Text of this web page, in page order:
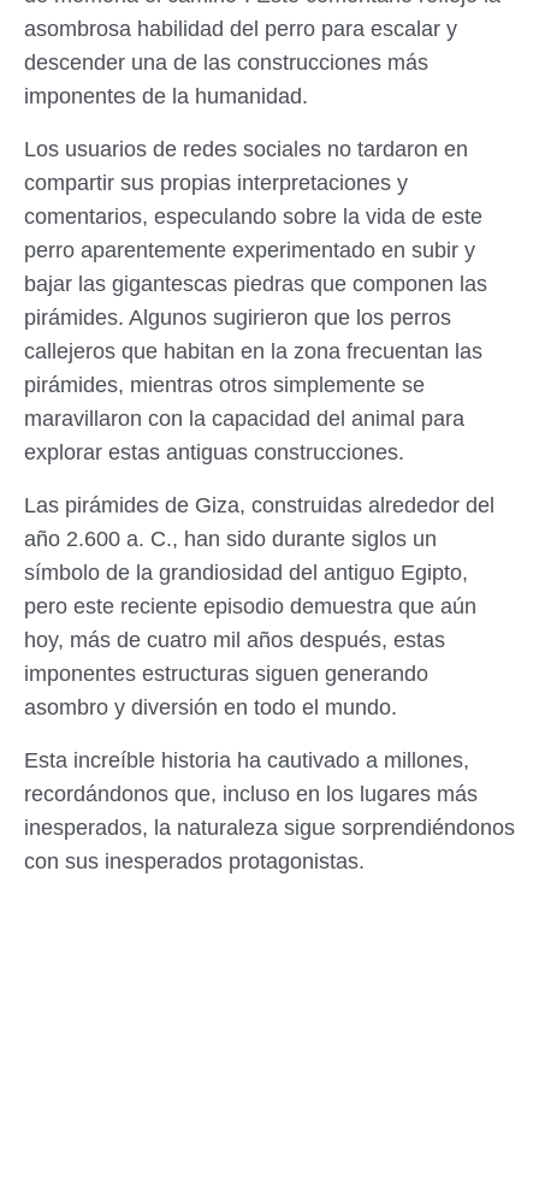
asombrosa habilidad del perro para escalar y
descender una de las construcciones más
imponentes de la humanidad.
Los usuarios de redes sociales no tardaron en
compartir sus propias interpretaciones y
comentarios, especulando sobre la vida de este
perro aparentemente experimentado en subir y
bajar las gigantescas piedras que componen las
pirámides. Algunos sugirieron que los perros
callejeros que habitan en la zona frecuentan las
pirámides, mientras otros simplemente se
maravillaron con la capacidad del animal para
explorar estas antiguas construcciones.
Las pirámides de Giza, construidas alrededor del
año 2.600 a. C., han sido durante siglos un
símbolo de la grandiosidad del antiguo Egipto,
pero este reciente episodio demuestra que aún
hoy, más de cuatro mil años después, estas
imponentes estructuras siguen generando
asombro y diversión en todo el mundo.
Esta increíble historia ha cautivado a millones,
recordándonos que, incluso en los lugares más
inesperados, la naturaleza sigue sorprendiéndonos
con sus inesperados protagonistas.